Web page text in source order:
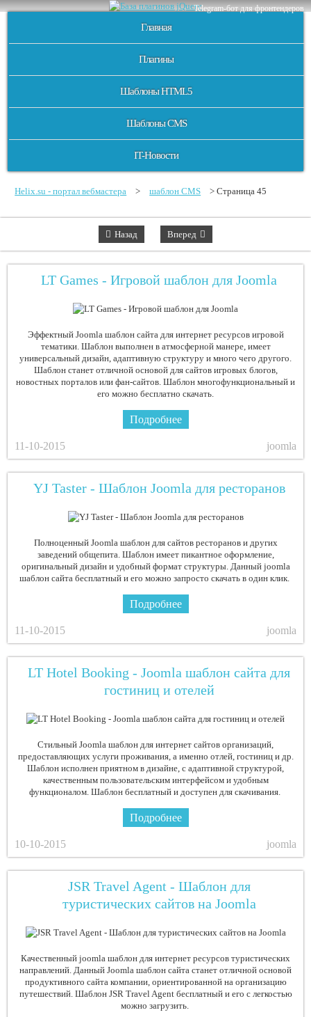
Telegram-бот для фронтендеров
Главная
Плагины
Шаблоны HTML5
Шаблоны CMS
IT-Новости
Helix.su - портал вебмастера > шаблон CMS > Страница 45
Назад Вперед
LT Games - Игровой шаблон для Joomla
Эффектный Joomla шаблон сайта для интернет ресурсов игровой
тематики. Шаблон выполнен в атмосферной манере, имеет
универсальный дизайн, адаптивную структуру и много чего другого.
Шаблон станет отличной основой для сайтов игровых блогов,
новостных порталов или фан-сайтов. Шаблон многофункциональный и
его можно бесплатно скачать.
Подробнее
11-10-2015 joomla
YJ Taster - Шаблон Joomla для ресторанов
Полноценный Joomla шаблон для сайтов ресторанов и других
заведений общепита. Шаблон имеет пикантное оформление,
оригинальный дизайн и удобный формат структуры. Данный joomla
шаблон сайта бесплатный и его можно запросто скачать в один клик.
Подробнее
11-10-2015 joomla
LT Hotel Booking - Joomla шаблон сайта для
гостиниц и отелей
Стильный Joomla шаблон для интернет сайтов организаций,
предоставляющих услуги проживания, а именно отлей, гостиниц и др.
Шаблон исполнен приятном в дизайне, с адаптивной структурой,
качественным пользовательским интерфейсом и удобным
функционалом. Шаблон бесплатный и доступен для скачивания.
Подробнее
10-10-2015 joomla
JSR Travel Agent - Шаблон для
туристических сайтов на Joomla
Качественный joomla шаблон для интернет ресурсов туристических
направлений. Данный Joomla шаблон сайта станет отличной основой
продуктивного сайта компании, ориентированной на организацию
путешествий. Шаблон JSR Travel Agent бесплатный и его с легкостью
можно загрузить.